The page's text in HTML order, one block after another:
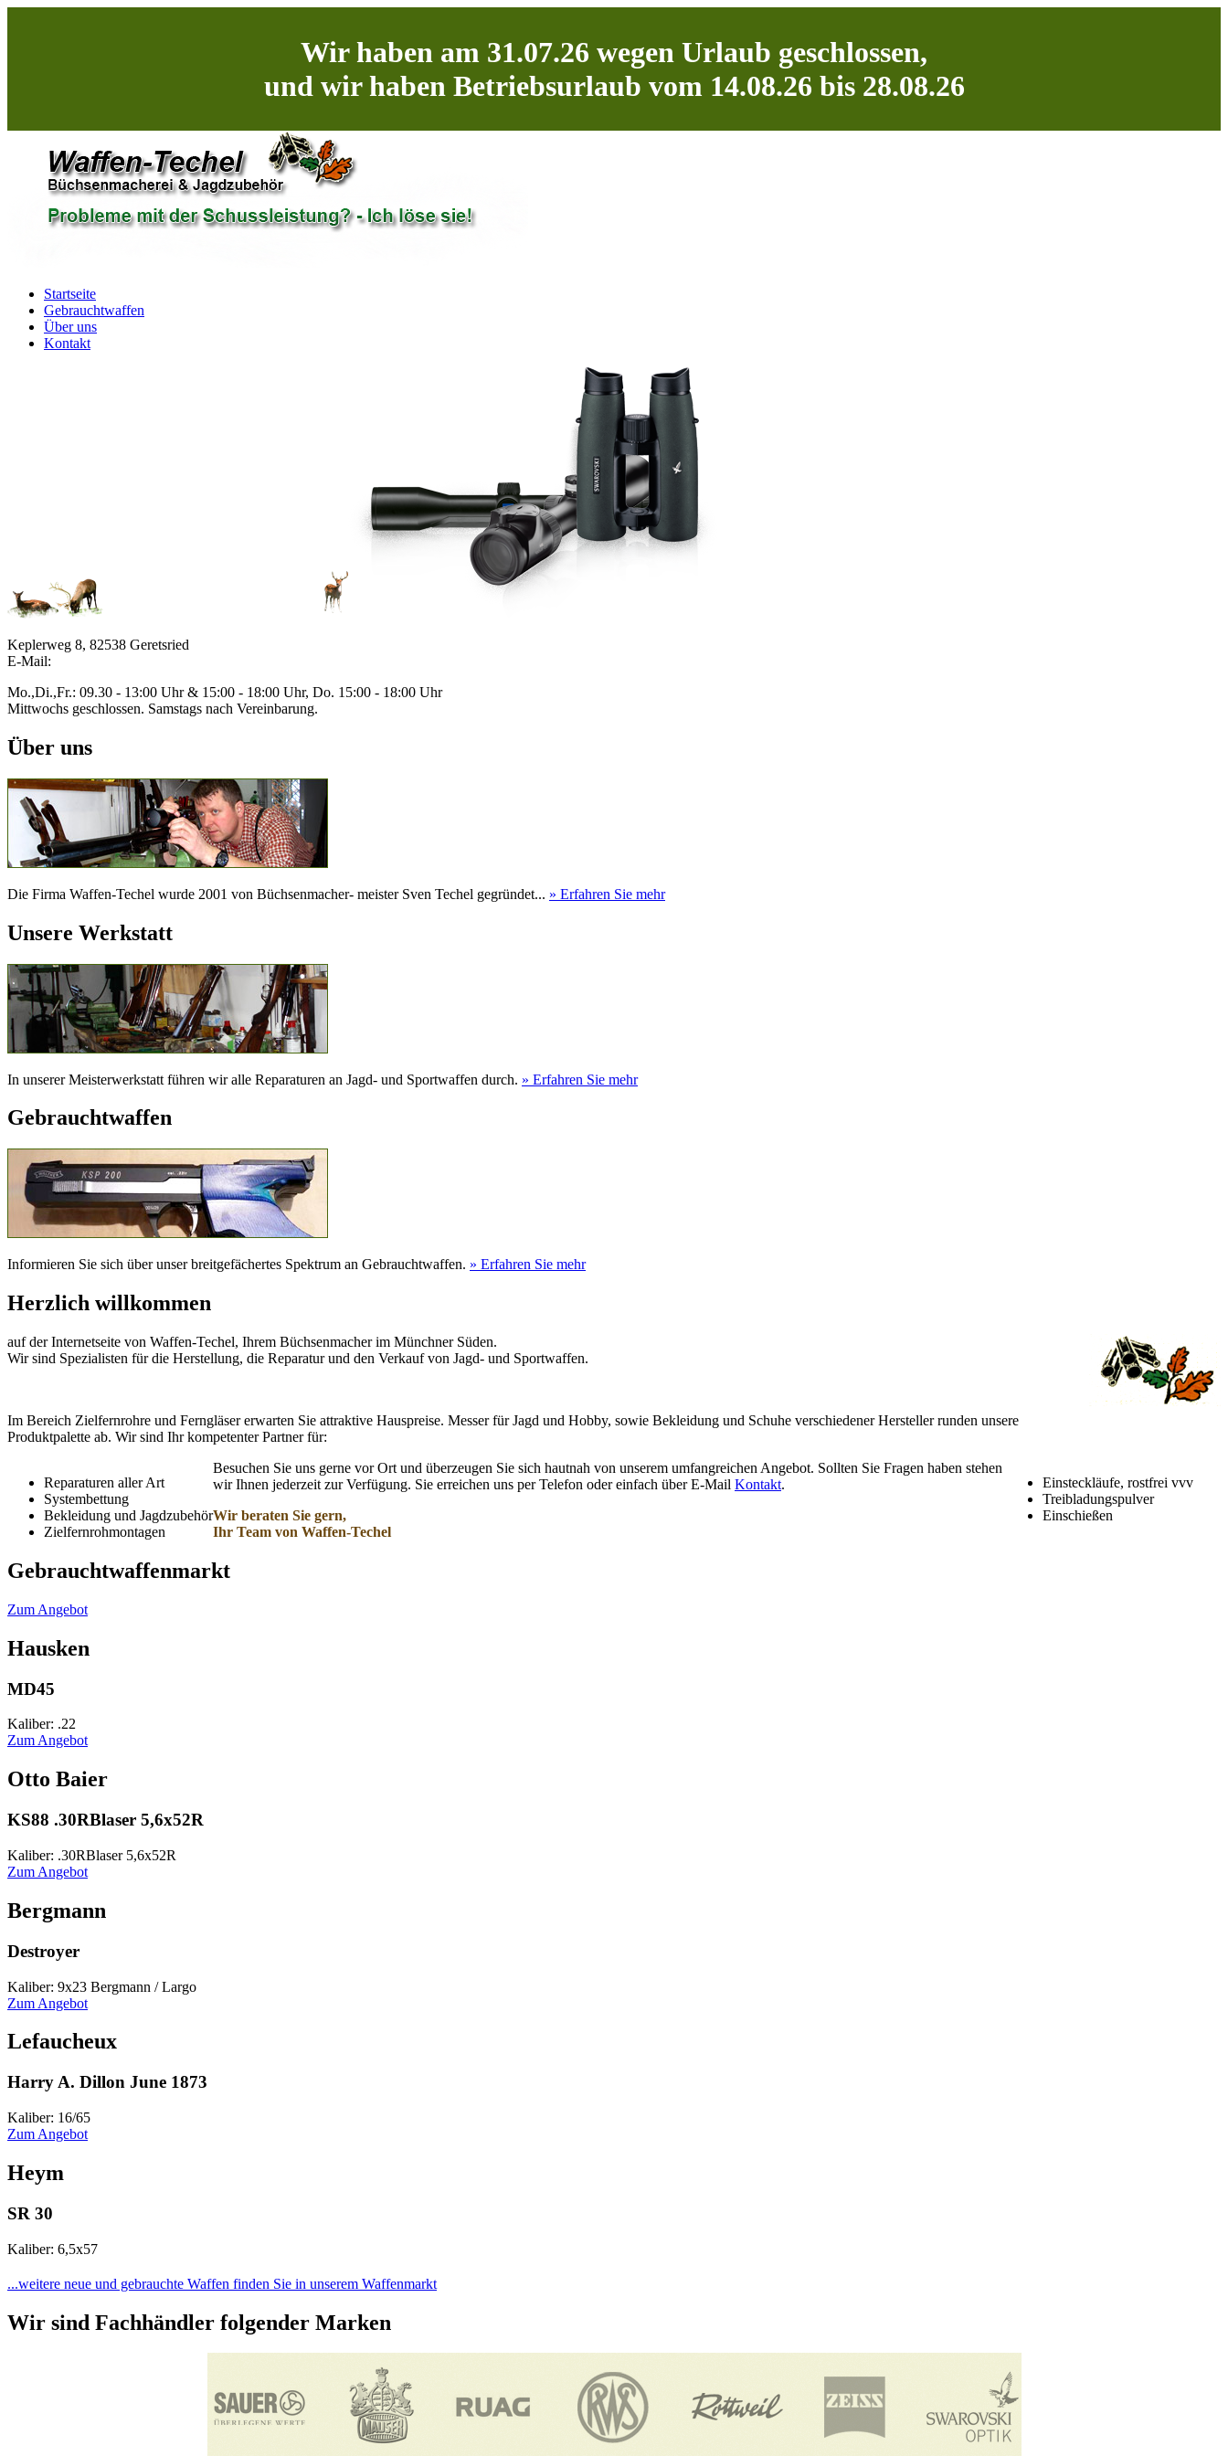
Wir haben am 31.07.26 wegen Urlaub geschlossen,
und wir haben Betriebsurlaub vom 14.08.26 bis 28.08.26
Startseite
Gebrauchtwaffen
Über uns
Kontakt
Keplerweg 8, 82538 Geretsried
E-Mail:
Mo.,Di.,Fr.: 09.30 - 13:00 Uhr & 15:00 - 18:00 Uhr, Do. 15:00 - 18:00 Uhr
Mittwochs geschlossen. Samstags nach Vereinbarung.
Über uns
Die Firma Waffen-Techel wurde 2001 von Büchsenmacher- meister Sven Techel gegründet... » Erfahren Sie mehr
Unsere Werkstatt
In unserer Meisterwerkstatt führen wir alle Reparaturen an Jagd- und Sportwaffen durch. » Erfahren Sie mehr
Gebrauchtwaffen
Informieren Sie sich über unser breitgefächertes Spektrum an Gebrauchtwaffen. » Erfahren Sie mehr
Herzlich willkommen
auf der Internetseite von Waffen-Techel, Ihrem Büchsenmacher im Münchner Süden.
Wir sind Spezialisten für die Herstellung, die Reparatur und den Verkauf von Jagd- und Sportwaffen.
Im Bereich Zielfernrohre und Ferngläser erwarten Sie attraktive Hauspreise. Messer für Jagd und Hobby, sowie Bekleidung und Schuhe verschiedener Hersteller runden unsere
Produktpalette ab. Wir sind Ihr kompetenter Partner für:
Einsteckläufe, rostfrei vvv
Treibladungspulver
Einschießen
Reparaturen aller Art
Systembettung
Bekleidung und Jagdzubehör
Zielfernrohmontagen
Besuchen Sie uns gerne vor Ort und überzeugen Sie sich hautnah von unserem umfangreichen Angebot. Sollten Sie Fragen haben stehen
wir Ihnen jederzeit zur Verfügung. Sie erreichen uns per Telefon oder einfach über E-Mail Kontakt.
Wir beraten Sie gern,
Ihr Team von Waffen-Techel
Gebrauchtwaffenmarkt
Zum Angebot
Hausken
MD45
Kaliber: .22
Zum Angebot
Otto Baier
KS88 .30RBlaser 5,6x52R
Kaliber: .30RBlaser 5,6x52R
Zum Angebot
Bergmann
Destroyer
Kaliber: 9x23 Bergmann / Largo
Zum Angebot
Lefaucheux
Harry A. Dillon June 1873
Kaliber: 16/65
Zum Angebot
Heym
SR 30
Kaliber: 6,5x57
...weitere neue und gebrauchte Waffen finden Sie in unserem Waffenmarkt
Wir sind Fachhändler folgender Marken